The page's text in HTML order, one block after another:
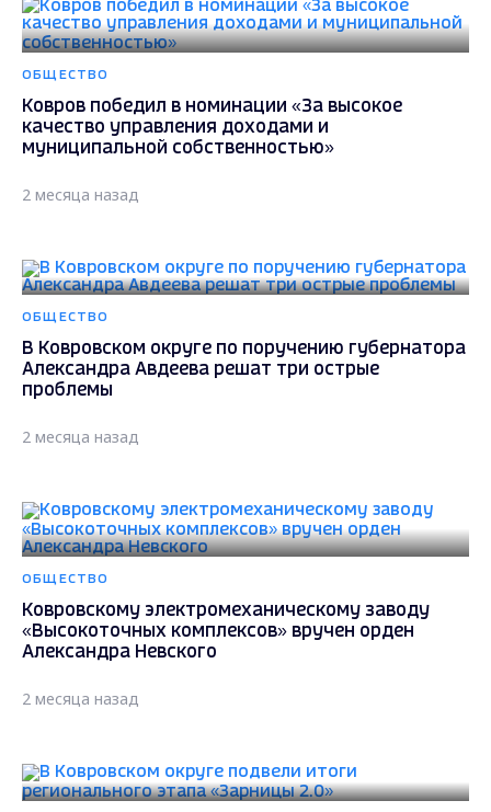
ОБЩЕСТВО
Ковров победил в номинации «За высокое
качество управления доходами и
муниципальной собственностью»
2 месяца назад
ОБЩЕСТВО
В Ковровском округе по поручению губернатора
Александра Авдеева решат три острые
проблемы
2 месяца назад
ОБЩЕСТВО
Ковровскому электромеханическому заводу
«Высокоточных комплексов» вручен орден
Александра Невского
2 месяца назад